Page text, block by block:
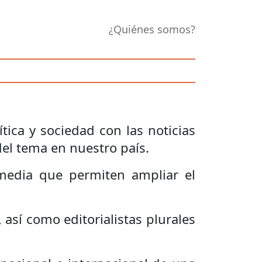
¿Quiénes somos?
y sociedad con las noticias
tema en nuestro país.
que permiten ampliar el
como editorialistas plurales